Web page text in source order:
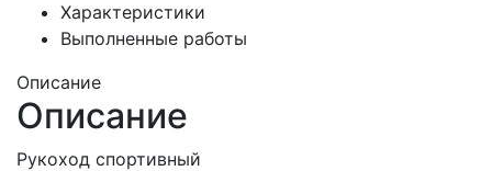
Характеристики
Выполненные работы
Описание
Описание
Рукоход спортивный